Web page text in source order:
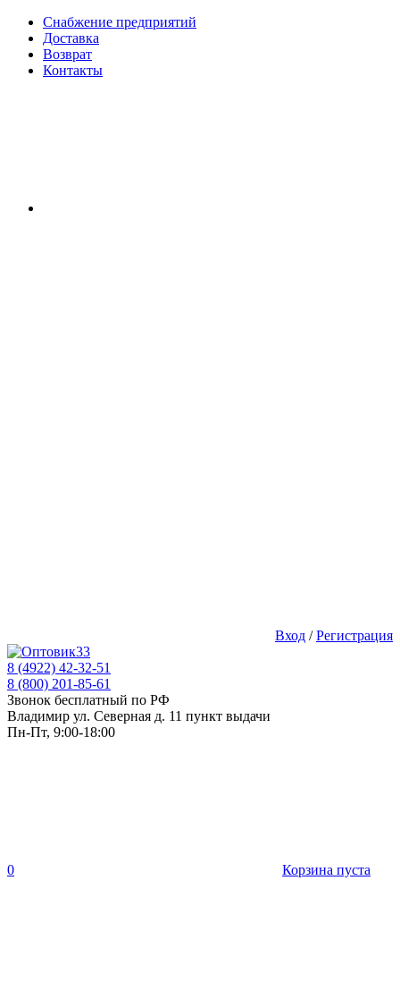
Снабжение предприятий
Доставка
Возврат
Контакты
Вход /Регистрация
8 (4922) 42-32-51
8 (800) 201-85-61
Звонок бесплатный по РФ
Владимир ул. Северная д. 11 пункт выдачи
Пн-Пт, 9:00-18:00
0 Корзина пуста